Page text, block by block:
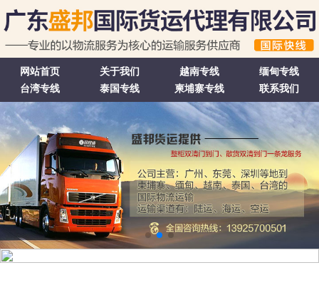
网站首页 关于我们 越南专线
缅甸专线
台湾专线
泰国专线 柬埔寨专线 联系我们